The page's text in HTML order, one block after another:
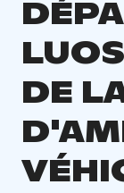
DE